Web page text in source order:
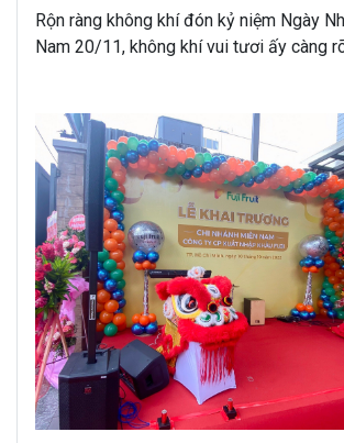
Rộn ràng không khí đón kỷ niệm Ngày
Nam 20/11, không khí vui tươi ấy càng